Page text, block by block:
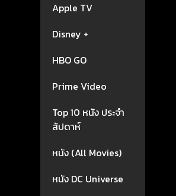
Apple TV
Disney +
HBO GO
Prime Video
Top 10 หนัง ประจำ
สัปดาห์
หนัง (All Movies)
หนัง DC Universe